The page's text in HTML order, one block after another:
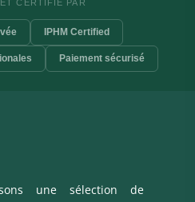
CERTIFIÉ PAR
IPHM Certified
Paiement sécurisé
une sélection de